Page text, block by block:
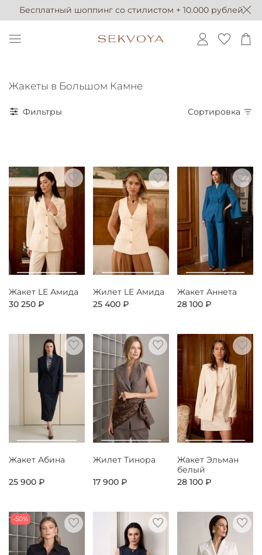
Бесплатный шоппинг со стилистом + 10.000 рублей
Жакеты в Большом Камне
Фильтры Сортировка
Жакет LE Амида
30 250 ₽
Жилет LE Амида
25 400 ₽
Жакет Аннета
28 100 ₽
Жакет Абина
25 900 ₽
Жилет Тинора
17 900 ₽
Жакет Эльман
белый
28 100 ₽
-50%